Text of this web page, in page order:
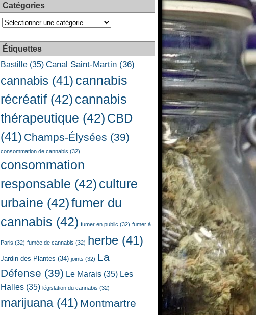
Catégories
Catégories
Étiquettes
Bastille (35) Canal Saint-Martin (36)
cannabis (41) cannabis
récréatif (42) cannabis
thérapeutique (42) CBD
(41) Champs-Élysées (39)
consommation de cannabis (32)
consommation
responsable (42) culture
urbaine (42)fumer du
cannabis (42) fumer en public (32) fumer à
Paris (32) fumée de cannabis (32) herbe (41)
Jardin des Plantes (34) joints (32) La
Défense (39) Le Marais (35) Les
Halles (35) législation du cannabis (32)
marijuana(41) Montmartre